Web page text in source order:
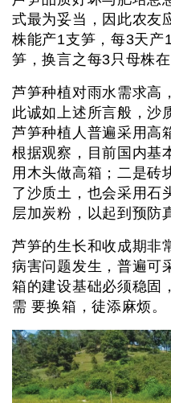
式最为妥当，因此农友
株能产1支笋，每3天产
笋，换言之每3只母株
芦笋种植对雨水需求高
此诚如上述所言般，沙
芦笋种植人普遍采用高
根据观察，目前国内基
用木头做高箱；二是砖
了沙质土，也会采用石
层加炭粉，以起到预
芦笋的生长和收成期非
病害问题发生，普遍可
箱的建设基础必须稳固
需 要换箱，徒添麻烦。